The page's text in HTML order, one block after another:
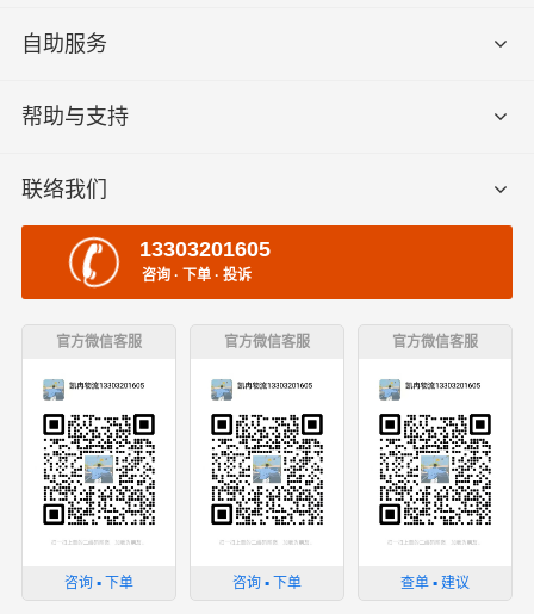
自助服务
帮助与支持
联络我们
13303201605
咨询 · 下单 · 投诉
官方微信客服
咨询 ▪ 下单
官方微信客服
咨询 ▪ 下单
官方微信客服
查单 ▪ 建议